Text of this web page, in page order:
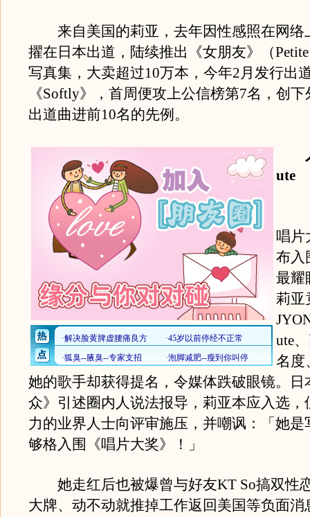
来自美国的莉亚，去年因性感照在网络
擢在日本出道，陆续推出《女朋友》（
写真集，大卖超过10万本，今年2月发行出
《Softly》，首周便攻上公信榜第7名，创
出道曲进前10名的先例。
ute
唱片
布入
最耀
莉亚
ute
名度
她的歌手却获得提名，令媒体跌破眼镜。日
众》引述圈内人说法报导，莉亚本应入选，
力的业界人士向评审施压，并嘲讽：「她是
够格入围《唱片大奖》！」
她走红后也被爆曾与好友KT So搞双性
大牌、动不动就推掉工作返回美国等负面消